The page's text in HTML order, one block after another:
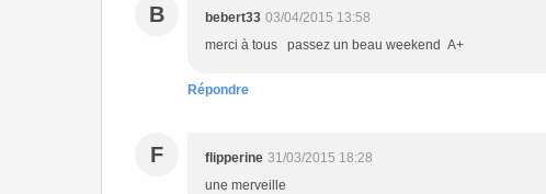
B bebert33 03/04/2015 13:58
merci à tous passez un beau weekend A+
Répondre
F flipperine 31/03/2015 18:28
une merveille